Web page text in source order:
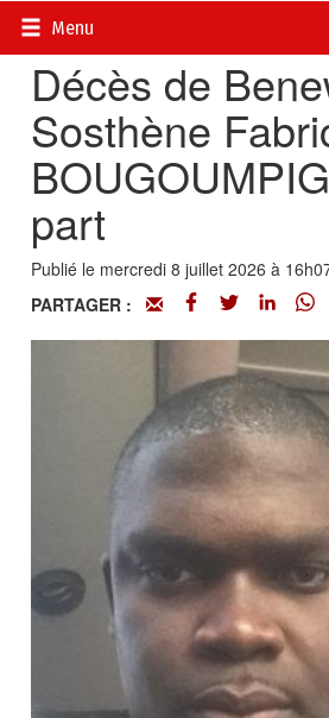
Menu
Accueil>
Décès de
Sosthène
part
Publié le mercredi 8 juillet 2026 à
PARTAGER :